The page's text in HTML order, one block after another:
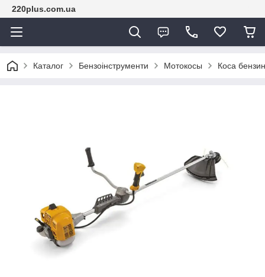
220plus.com.ua
Каталог Бензоінструменти Мотокосы Коса